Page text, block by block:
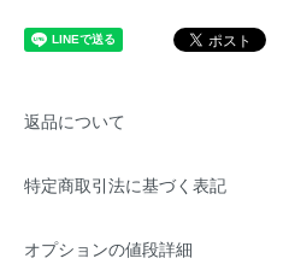
返品について
特定商取引法に基づく表記
オプションの値段詳細